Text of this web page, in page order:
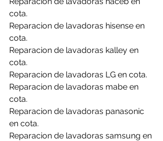
cota.
Reparacion de lavadoras hisense en
cota.
Reparacion de lavadoras kalley en
cota.
Reparacion de lavadoras LG en cota.
Reparacion de lavadoras mabe en
cota.
Reparacion de lavadoras panasonic
en cota.
Reparacion de lavadoras samsung en